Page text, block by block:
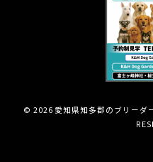
© 2026 愛知県知多郡のブリーダ